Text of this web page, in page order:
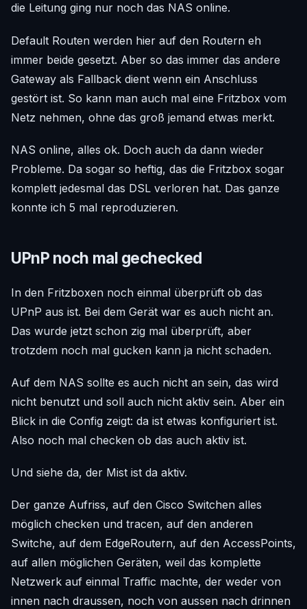
die Leitung ging nur noch das NAS online.
Default Routen werden hier auf den Routern eh
immer beide gesetzt. Aber so das immer das andere
Gateway als Fallback dient wenn ein Anschluss
gestört ist. So kann man auch mal eine Fritzbox vom
Netz nehmen, ohne das groß jemand etwas merkt.
NAS online, alles ok. Doch auch da dann wieder
Probleme. Da sogar so heftig, das die Fritzbox sogar
komplett jedesmal das DSL verloren hat. Das ganze
konnte ich 5 mal reproduzieren.
UPnP noch mal gechecked
In den Fritzboxen noch einmal überprüft ob das
UPnP aus ist. Bei dem Gerät war es auch nicht an.
Das wurde jetzt schon zig mal überprüft, aber
trotzdem noch mal gucken kann ja nicht schaden.
Auf dem NAS sollte es auch nicht an sein, das wird
nicht benutzt und soll auch nicht aktiv sein. Aber ein
Blick in die Config zeigt: da ist etwas konfiguriert ist.
Also noch mal checken ob das auch aktiv ist.
Und siehe da, der Mist ist da aktiv.
Der ganze Aufriss, auf den Cisco Switchen alles
möglich checken und tracen, auf den anderen
Switche, auf dem EdgeRoutern, auf den AccessPoints,
auf allen möglichen Geräten, weil das komplette
Netzwerk auf einmal Traffic machte, der weder von
innen nach draussen, noch von aussen nach drinnen